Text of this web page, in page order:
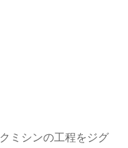
ミシンの工程をジグ